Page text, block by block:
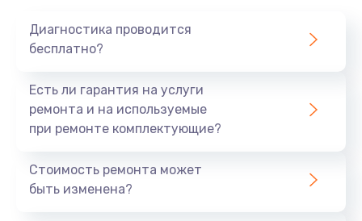
Диагностика проводится
бесплатно?
Есть ли гарантия на услуги
ремонта и на используемые
при ремонте комплектующие?
Стоимость ремонта может
быть изменена?